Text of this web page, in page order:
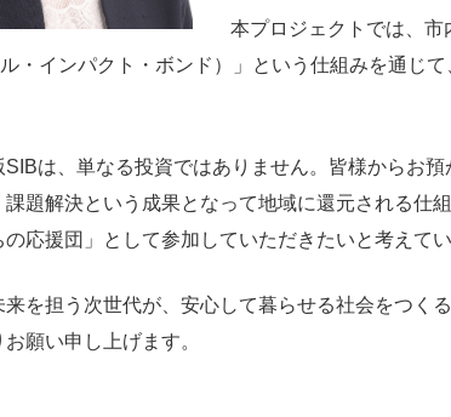
本プロジェクトでは、市
・インパクト・ボンド）」という仕組みを通じ
は、単なる投資ではありません。皆様からお
題解決という成果となって地域に還元される仕
応援団」として参加していただきたいと考えてい
を担う次世代が、安心して暮らせる社会をつく
願い申し上げます。